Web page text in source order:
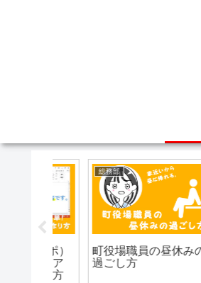
総務部
町役場の不倫事情！？